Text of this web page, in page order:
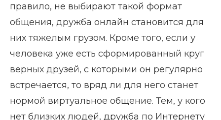
правило, не выбирают такой формат
общения, дружба онлайн становится для
них тяжелым грузом. Кроме того, если у
человека уже есть сформированный круг
верных друзей, с которыми он регулярно
встречается, то вряд ли для него станет
нормой виртуальное общение. Тем, у кого
нет близких людей, дружба по Интернету